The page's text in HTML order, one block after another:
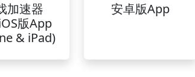
加速器
版App
& iPad)
安卓版App